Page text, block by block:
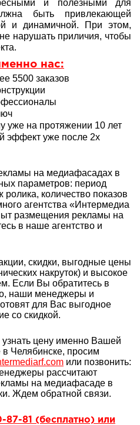
и полезными для
быть привлекающей
и динамичной. При этом,
нарушать приличия, чтобы
нас:
5500 заказов
уже на протяжении 10 лет
эффект уже после 2х
на медиафасадах в
параметров: период
количество показов
агентства «Интермедиа
размещения рекламы на
в наше агентство и
скидки, выгодные цены
накруток) и высокое
Если Вы обратитесь в
наши менеджеры и
для Вас выгодное
со скидкой.
цену именно Вашей
Челябинске, просим
или позвонить:
рассчитают
на медиафасаде в
Ждем обратной связи.
81 (бесплатно) или